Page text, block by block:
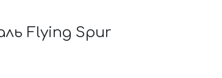
Flying Spur